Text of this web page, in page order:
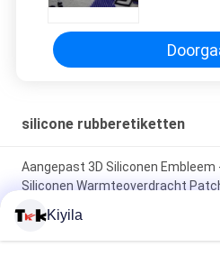
silicone rubberetiketten
Aangepast 3D Siliconen Embleem
Siliconen Warmteoverdracht
Op maat gemaakte groothandel
Cartoon Animal / merk logo
Kiyila